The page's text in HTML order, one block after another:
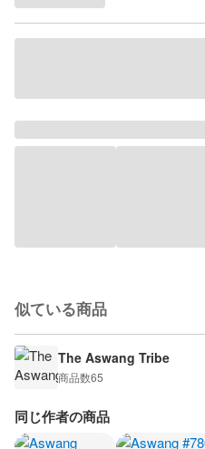
似ている商品
The Aswang Tribe
商品数65
同じ作者の商品